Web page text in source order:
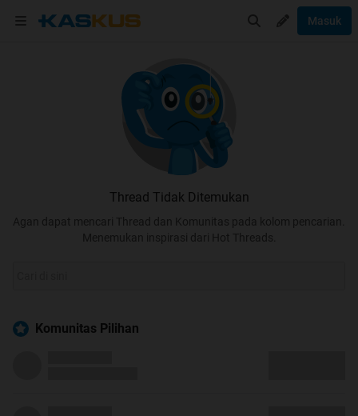
Masuk
Thread Tidak Ditemukan
Agan dapat mencari Thread dan Komunitas pada kolom pencarian.
Menemukan inspirasi dari Hot Threads.
Komunitas Pilihan